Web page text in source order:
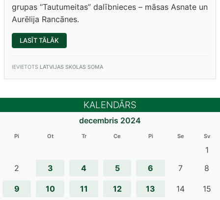
grupas “Tautumeitas” dalībnieces – māsas Asnate un
Aurēlija Rancānes.
LASĪT TĀLĀK
“GADSKĀRTU
IEVIETOTS LATVIJAS SKOLAS SOMA
KALENDĀRS
decembris 2024
Pi Ot Tr Ce Pi Se Sv
1
2
3 4 5 6 7 8
9 10 11 12 13 14 15